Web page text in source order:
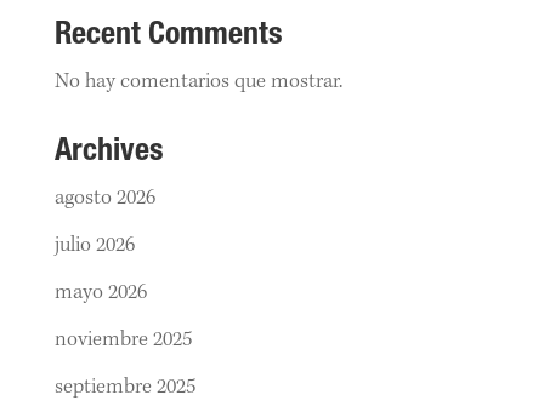
Recent Comments
No hay comentarios que mostrar.
Archives
agosto 2026
julio 2026
mayo 2026
noviembre 2025
septiembre 2025